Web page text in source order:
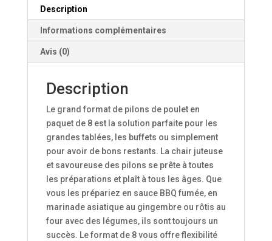
Description
Informations complémentaires
Avis (0)
Description
Le grand format de pilons de poulet en
paquet de 8 est la solution parfaite pour les
grandes tablées, les buffets ou simplement
pour avoir de bons restants. La chair juteuse
et savoureuse des pilons se prête à toutes
les préparations et plaît à tous les âges. Que
vous les prépariez en sauce BBQ fumée, en
marinade asiatique au gingembre ou rôtis au
four avec des légumes, ils sont toujours un
succès. Le format de 8 vous offre flexibilité